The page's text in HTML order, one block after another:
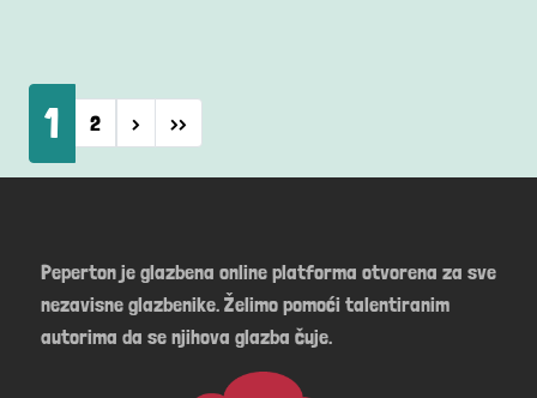
Pagination
1 2 › Next page
››
Peperton je glazbena online platforma otvorena za sve
nezavisne glazbenike. Želimo pomoći talentiranim
autorima da se njihova glazba čuje.